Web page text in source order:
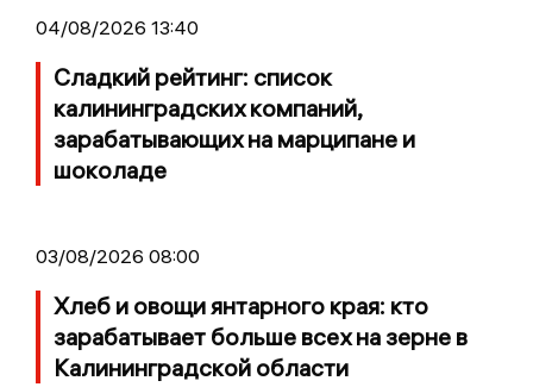
04/08/2026 13:40
Сладкий рейтинг: список
калининградских компаний,
зарабатывающих на марципане и
шоколаде
03/08/2026 08:00
Хлеб и овощи янтарного края: кто
зарабатывает больше всех на зерне в
Калининградской области